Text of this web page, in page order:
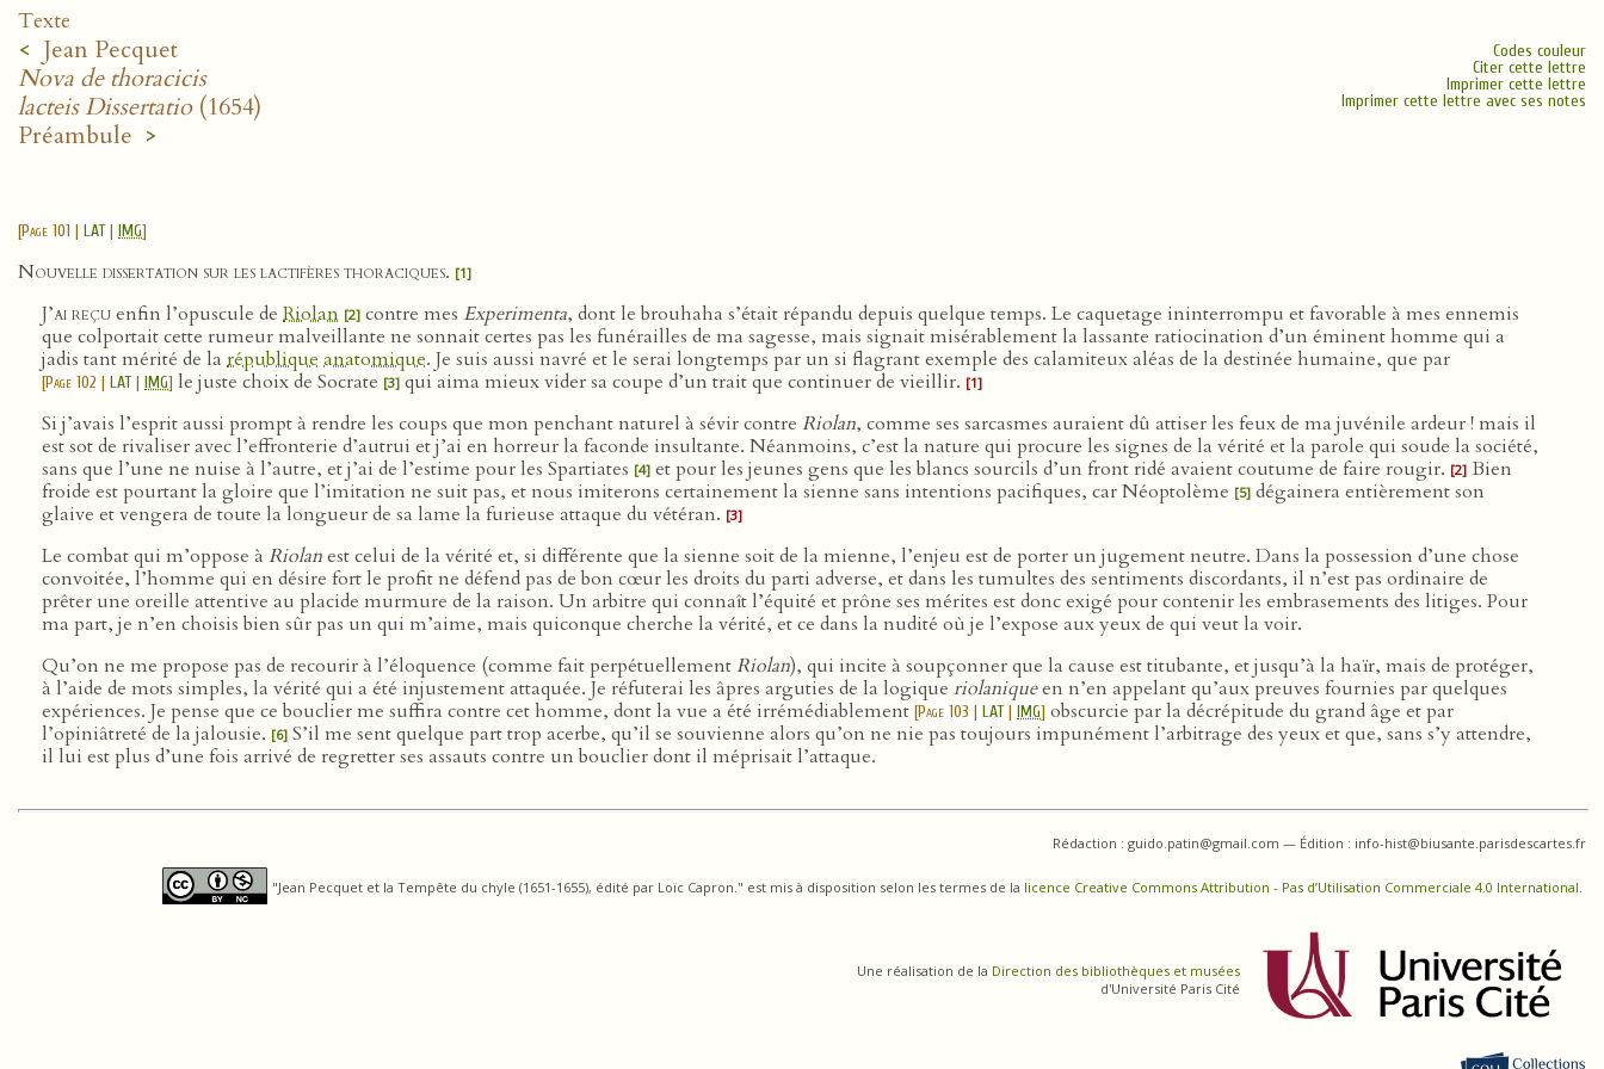
Texte
< Jean Pecquet
Nova de thoracicis
lacteis Dissertatio(1654)
Préambule >
Codes couleur
Citer cette lettre
Imprimer cette lettre
Imprimer cette lettre avec ses notes
[Page 101 | LAT| IMG]
Nouvelle dissertation sur les lactifères thoraciques. [1]
J’ai reçuenfin l’opuscule de Riolan [2] contre mes Experimenta, dont le brouhaha s’était répandu depuis quelque temps. Le caquetage ininterrompu et favorable à mes ennemis
que colportait cette rumeur malveillante ne sonnait certes pas les funérailles de ma sagesse, mais signait misérablement la lassante ratiocination d’un éminent homme qui a
jadis tant mérité de la république anatomique. Je suis aussi navré et le serai longtemps par un si flagrant exemple des calamiteux aléas de la destinée humaine, que par
[Page 102 | LAT| IMG] le juste choix de Socrate [3] qui aima mieux vider sa coupe d’un trait que continuer de vieillir. [1]
Si j’avais l’esprit aussi prompt à rendre les coups que mon penchant naturel à sévir contre Riolan, comme ses sarcasmes auraient dû attiser les feux de ma juvénile ardeur ! mais il
est sot de rivaliser avec l’effronterie d’autrui et j’ai en horreur la faconde insultante. Néanmoins, c’est la nature qui procure les signes de la vérité et la parole qui soude la société,
sans que l’une ne nuise à l’autre, et j’ai de l’estime pour les Spartiates [4] et pour les jeunes gens que les blancs sourcils d’un front ridé avaient coutume de faire rougir. [2] Bien
froide est pourtant la gloire que l’imitation ne suit pas, et nous imiterons certainement la sienne sans intentions pacifiques, car Néoptolème [5] dégainera entièrement son
glaive et vengera de toute la longueur de sa lame la furieuse attaque du vétéran. [3]
Le combat qui m’oppose à Riolanest celui de la vérité et, si différente que la sienne soit de la mienne, l’enjeu est de porter un jugement neutre. Dans la possession d’une chose
convoitée, l’homme qui en désire fort le profit ne défend pas de bon cœur les droits du parti adverse, et dans les tumultes des sentiments discordants, il n’est pas ordinaire de
prêter une oreille attentive au placide murmure de la raison. Un arbitre qui connaît l’équité et prône ses mérites est donc exigé pour contenir les embrasements des litiges. Pour
ma part, je n’en choisis bien sûr pas un qui m’aime, mais quiconque cherche la vérité, et ce dans la nudité où je l’expose aux yeux de qui veut la voir.
Qu’on ne me propose pas de recourir à l’éloquence (comme fait perpétuellementRiolan), qui incite à soupçonner que la cause est titubante, et jusqu’à la haïr, mais de protéger,
à l’aide de mots simples, la vérité qui a été injustement attaquée. Je réfuterai les âpres arguties de la logique riolaniqueen n’en appelant qu’aux preuves fournies par quelques
expériences. Je pense que ce bouclier me suffira contre cet homme, dont la vue a été irrémédiablement [Page 103 | LAT| IMG] obscurcie par la décrépitude du grand âge et par
l’opiniâtreté de la jalousie. [6] S’il me sent quelque part trop acerbe, qu’il se souvienne alors qu’on ne nie pas toujours impunément l’arbitrage des yeux et que, sans s’y attendre,
il lui est plus d’une fois arrivé de regretter ses assauts contre un bouclier dont il méprisait l’attaque.
Rédaction : guido.patin@gmail.com — Édition : info-hist@biusante.parisdescartes.fr
"Jean Pecquet et la Tempête du chyle (1651-1655), édité par Loïc Capron." est mis à disposition selon les termes de la licence Creative Commons Attribution - Pas d’Utilisation Commerciale 4.0 International.
Une réalisation de la Direction des bibliothèques et musées
d'Université Paris Cité